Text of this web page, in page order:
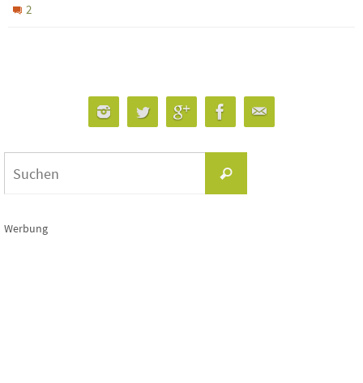
2
Suchen
Werbung